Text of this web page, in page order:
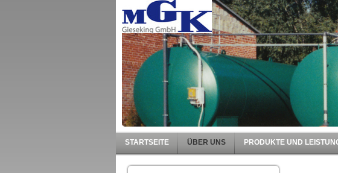
STARTSEITE ÜBER UNS PRODUKTE UND